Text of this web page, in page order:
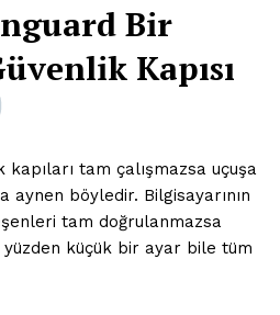
Bir
Kapısı
kapıları tam çalışmazsa uçuşa
aynen böyledir. Bilgisayarının
tam doğrulanmazsa
yüzden küçük bir ayar bile tüm